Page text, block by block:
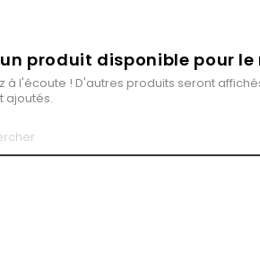
produit disponible pour
à l'écoute ! D'autres produits seront
ajoutés.